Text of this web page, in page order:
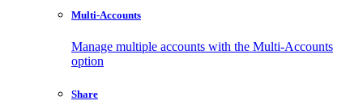
Multi-Accounts
Manage multiple accounts with the Multi-Accounts
option
Share